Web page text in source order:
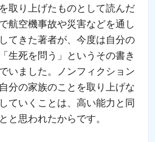
取り上げたものとして読んだ
航空機事故や災害などを通し
てきた著者が、今度は自分の
生死を問う」というその書き
いました。ノンフィクション
分の家族のことを取り上げな
ていくことは、高い能力と同
と思われたからです。